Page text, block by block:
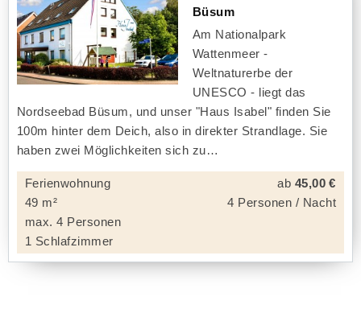
Büsum
Am Nationalpark
Wattenmeer -
Weltnaturerbe der
UNESCO - liegt das
Nordseebad Büsum, und unser "Haus Isabel" finden Sie
100m hinter dem Deich, also in direkter Strandlage. Sie
haben zwei Möglichkeiten sich zu
Ferienwohnung
49 m²
max. 4 Personen
1 Schlafzimmer
ab 45,00 €
4 Personen / Nacht